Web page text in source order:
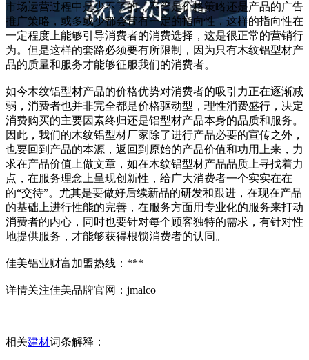
市场运营过程中是少不了的，不管是价格策略还是产品的广告
推广策略，或多或少都会带有一定的指向性，这样的指向性在
一定程度上能够引导消费者的消费选择，这是很正常的营销行
为。但是这样的套路必须要有所限制，因为只有木纹铝型材产
品的质量和服务才能够征服我们的消费者。
如今木纹铝型材产品的价格优势对消费者的吸引力正在逐渐减
弱，消费者也并非完全都是价格驱动型，理性消费盛行，决定
消费购买的主要因素终归还是铝型材产品本身的品质和服务。
因此，我们的木纹铝型材厂家除了进行产品必要的宣传之外，
也要回到产品的本源，返回到原始的产品价值和功用上来，力
求在产品价值上做文章，如在木纹铝型材产品品质上寻找着力
点，在服务理念上呈现创新性，给广大消费者一个实实在在
的“交待”。尤其是要做好后续新品的研发和跟进，在现在产品
的基础上进行性能的完善，在服务方面用专业化的服务来打动
消费者的内心，同时也要针对每个顾客独特的需求，有针对性
地提供服务，才能够获得根锁消费者的认同。
佳美铝业财富加盟热线：***
详情关注佳美品牌官网：jmalco
相关建材词条解释：